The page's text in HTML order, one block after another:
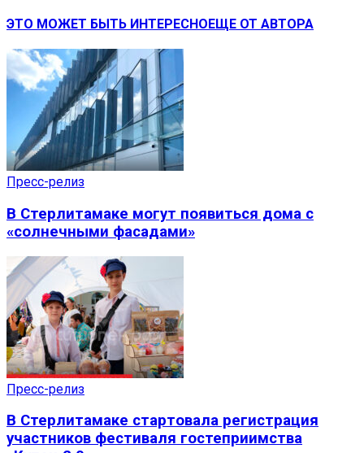
ЭТО МОЖЕТ БЫТЬ ИНТЕРЕСНОЕЩЕ ОТ АВТОРА
Пресс-релиз
В Стерлитамаке могут появиться дома с
«солнечными фасадами»
Пресс-релиз
В Стерлитамаке стартовала регистрация
участников фестиваля гостеприимства